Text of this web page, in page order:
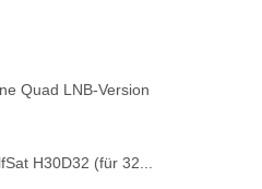
Quad LNB-Version